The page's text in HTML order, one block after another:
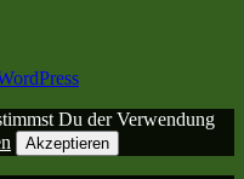
Du der Verwendung
Akzeptieren